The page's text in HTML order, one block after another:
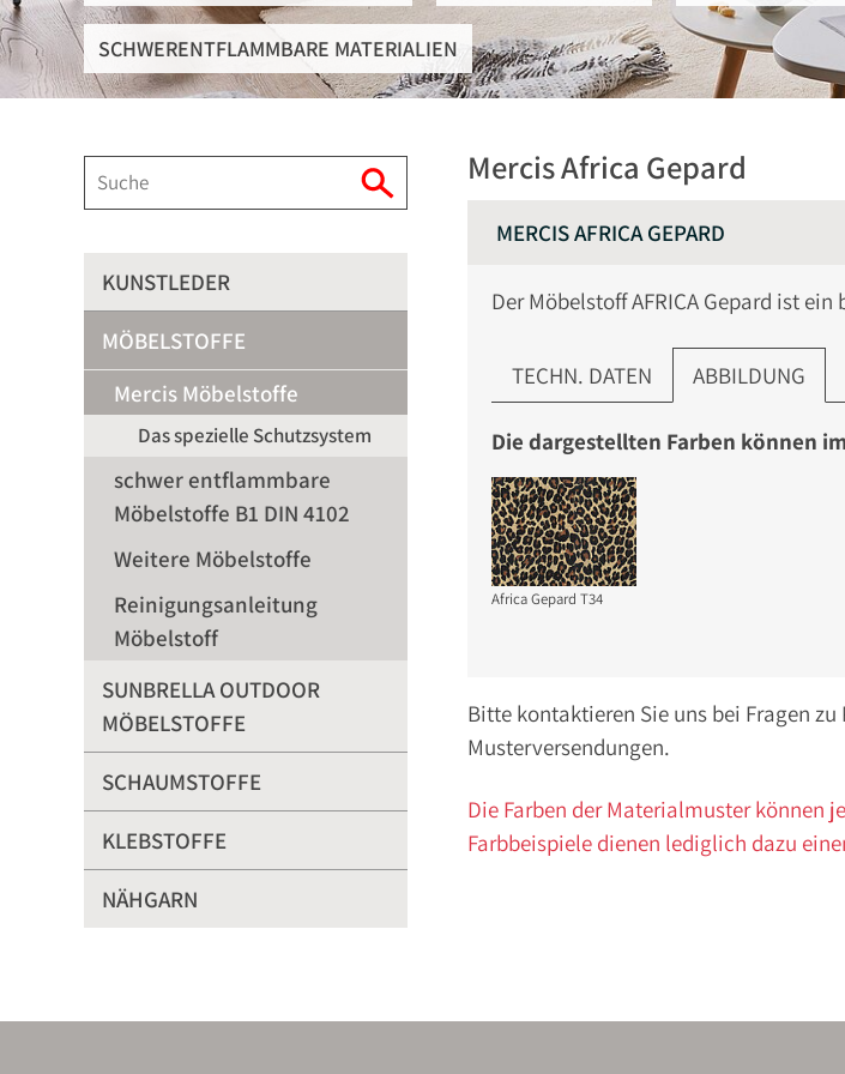
SCHWERENTFLAMMBARE MATERIALIEN
Mercis Africa Gepard
MERCIS AFRICA GEPARD
Der Möbelstoff AFRICA Gepard ist
TECHN. DATEN ABBILDUNG
Africa Gepard T34
Die dargestellten Farben können
Bitte kontaktieren Sie uns bei Fragen
Musterversendungen.
Die Farben der Materialmuster können
Farbbeispiele dienen lediglich dazu
KUNSTLEDER
MÖBELSTOFFE
Mercis Möbelstoffe
Das spezielle Schutzsystem
schwer entflammbare
Möbelstoffe B1 DIN 4102
Weitere Möbelstoffe
Reinigungsanleitung
Möbelstoff
SUNBRELLA OUTDOOR
MÖBELSTOFFE
SCHAUMSTOFFE
KLEBSTOFFE
NÄHGARN